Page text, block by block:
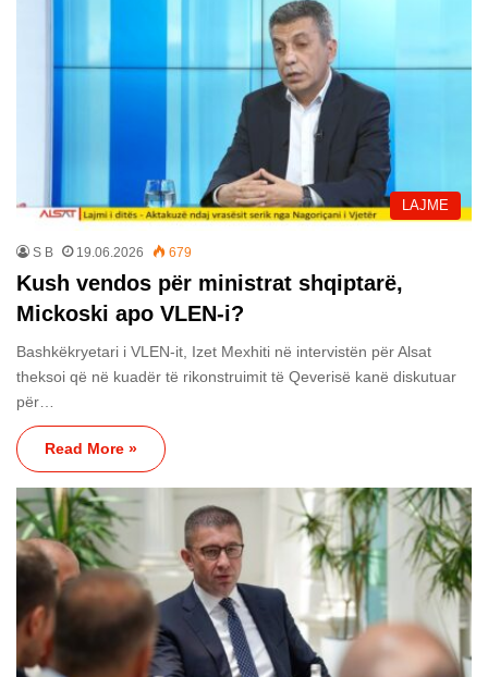
LAJME
S B 19.06.2026 679
Kush vendos për ministrat shqiptarë,
Mickoski apo VLEN-i?
Bashkëkryetari i VLEN-it, Izet Mexhiti në intervistën për Alsat
theksoi që në kuadër të rikonstruimit të Qeverisë kanë diskutuar
për…
Read More »